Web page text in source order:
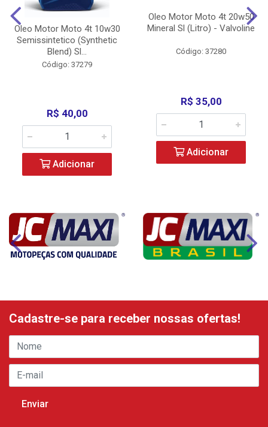
Oleo Motor Moto 4t 10w30
Semissintetico (Synthetic
Blend) Sl...
Código: 37279
R$ 40,00
Adicionar
Oleo Motor Moto 4t 20w50
Mineral Sl (Litro) - Valvoline
Código: 37280
R$ 35,00
Adicionar
Cadastre-se para receber nossas ofertas!